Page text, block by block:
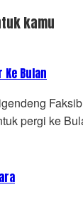
kamu
Ke Bulan
pergi ke